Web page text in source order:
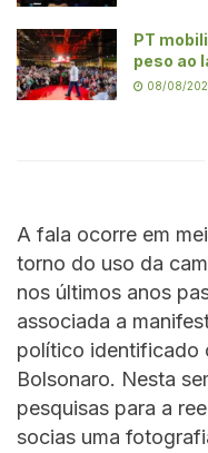
PT
peso ao
08/08/
A fala ocorre em
torno do uso da
nos últimos anos
associada a
político identificado
Bolsonaro. Nesta
pesquisas para a
socias uma